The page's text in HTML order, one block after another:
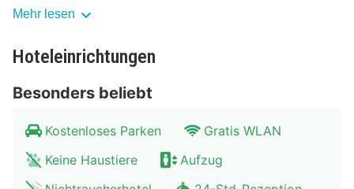
Ein inbegriffenes Frühstücksbuffet wird täglich von
Zum Angebot gehören ein Express-Check-in, ein
Express-Check-out und eine Gepäckaufbewahrung. Vor
Buche einen Aufenthalt in einem der 60 Zimmer mit
Flachbildfernseher. Ein WLAN-Internetzugang
(kostenlos) steht zur Verfügung. Die Badezimmer
Mehr lesen
Hoteleinrichtungen
Besonders beliebt
Kostenloses Parken
Gratis WLAN
Keine Haustiere
Aufzug